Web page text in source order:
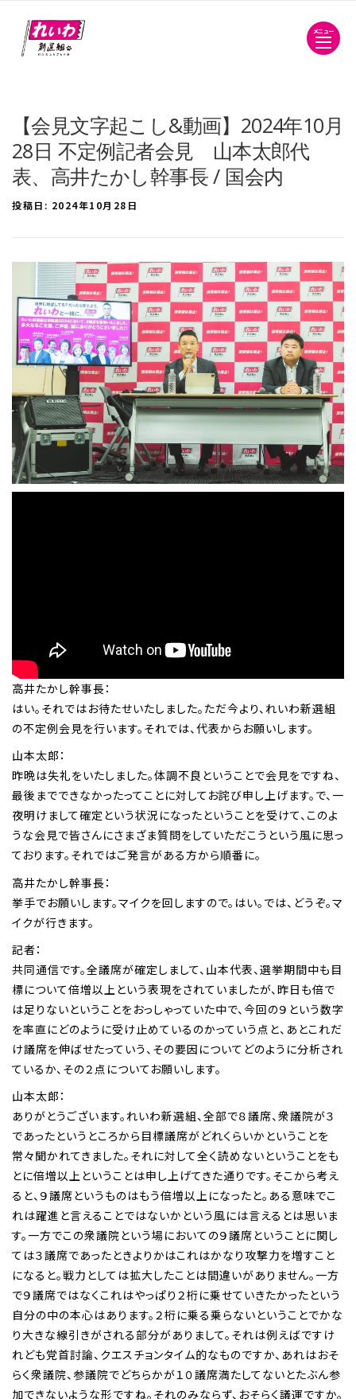
メニュー
【会見文字起こし&動画】2024年10月
28日 不定例記者会見 山本太郎代
表、高井たかし幹事長 / 国会内
投稿日: 2024年10月28日
高井たかし幹事長：
はい。それではお待たせいたしました。ただ今より、れいわ新選組
の不定例会見を行います。それでは、代表からお願いします。
山本太郎：
昨晩は失礼をいたしました。体調不良ということで会見をですね、
最後までできなかったってことに対してお詫び申し上げます。で、一
夜明けまして確定という状況になったということを受けて、このよ
うな会見で皆さんにさまざま質問をしていただこうという風に思っ
ております。それではご発言がある方から順番に。
高井たかし幹事長：
挙手でお願いします。マイクを回しますので。はい。では、どうぞ。マ
イクが行きます。
記者：
共同通信です。全議席が確定しまして、山本代表、選挙期間中も目
標について倍増以上という表現をされていましたが、昨日も倍で
は足りないということをおっしゃっていた中で、今回の９という数字
を率直にどのように受け止めているのかっていう点と、あとこれだ
け議席を伸ばせたっていう、その要因についてどのように分析され
ているか、その２点についてお願いします。
山本太郎：
ありがとうございます。れいわ新選組、全部で８議席、衆議院が３
であったというところから目標議席がどれくらいかということを
常々聞かれてきました。それに対して全く読めないということをも
とに倍増以上ということは申し上げてきた通りです。そこから考え
ると、９議席というものはもう倍増以上になったと。ある意味でこ
れは躍進と言えることではないかという風には言えるとは思いま
す。一方でこの衆議院という場においての９議席ということに関し
ては３議席であったときよりかはこれはかなり攻撃力を増すこと
になると。戦力としては拡大したことは間違いがありません。一方
で９議席ではなくこれはやっぱり２桁に乗せていきたかったという
自分の中の本心はあります。２桁に乗る乗らないということでかな
り大きな線引きがされる部分がありまして。それは例えばですけ
れども党首討論、クエスチョンタイム的なものですか、あれはおそ
らく衆議院、参議院でどちらかが１０議席満たしてないとたぶん参
加できないような形ですね。それのみならず、おそらく議運ですか。